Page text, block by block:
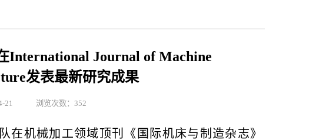
International Journal of Machine
发表最新研究成果
21 浏览次数： 352
在机械加工领域顶刊《国际机床与制造杂志》